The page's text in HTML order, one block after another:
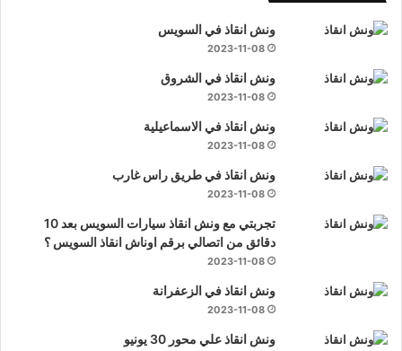
ونش انقاذ في السويس
2023-11-08
ونش انقاذ في الشروق
2023-11-08
ونش انقاذ في الاسماعيلية
2023-11-08
ونش انقاذ في طريق راس غارب
2023-11-08
تجربتي مع ونش انقاذ سيارات السويس بعد 10
دقائق من اتصالي برقم اوناش انقاذ السويس ؟
2023-11-08
ونش انقاذ في الزعفرانة
2023-11-08
ونش انقاذ علي محور 30 يونيو